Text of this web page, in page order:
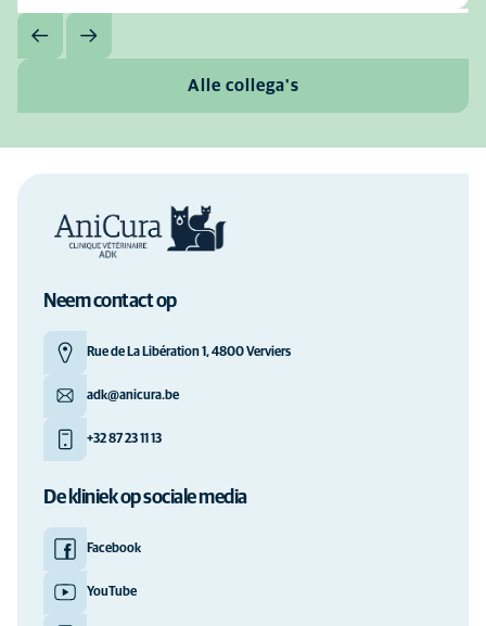
Alle collega's
Neem contact op
Rue de La Libération 1, 4800 Verviers
adk@anicura.be
+32 87 23 11 13
De kliniek op sociale media
Facebook
YouTube